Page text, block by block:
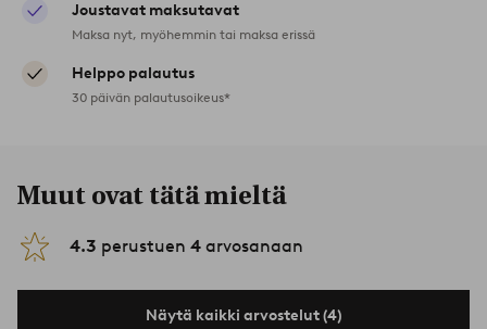
Joustavat maksutavat
Maksa nyt, myöhemmin tai maksa erissä
Helppo palautus
30 päivän palautusoikeus*
Muut ovat tätä mieltä
4.3 perustuen 4 arvosanaan
Näytä kaikki arvostelut (4)